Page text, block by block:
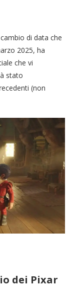
di data che
2025, ha
che vi
stato
(non
dei Pixar